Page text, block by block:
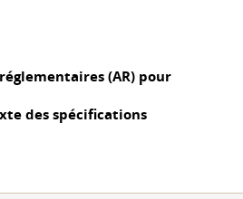
(AR) pour
des spécifications